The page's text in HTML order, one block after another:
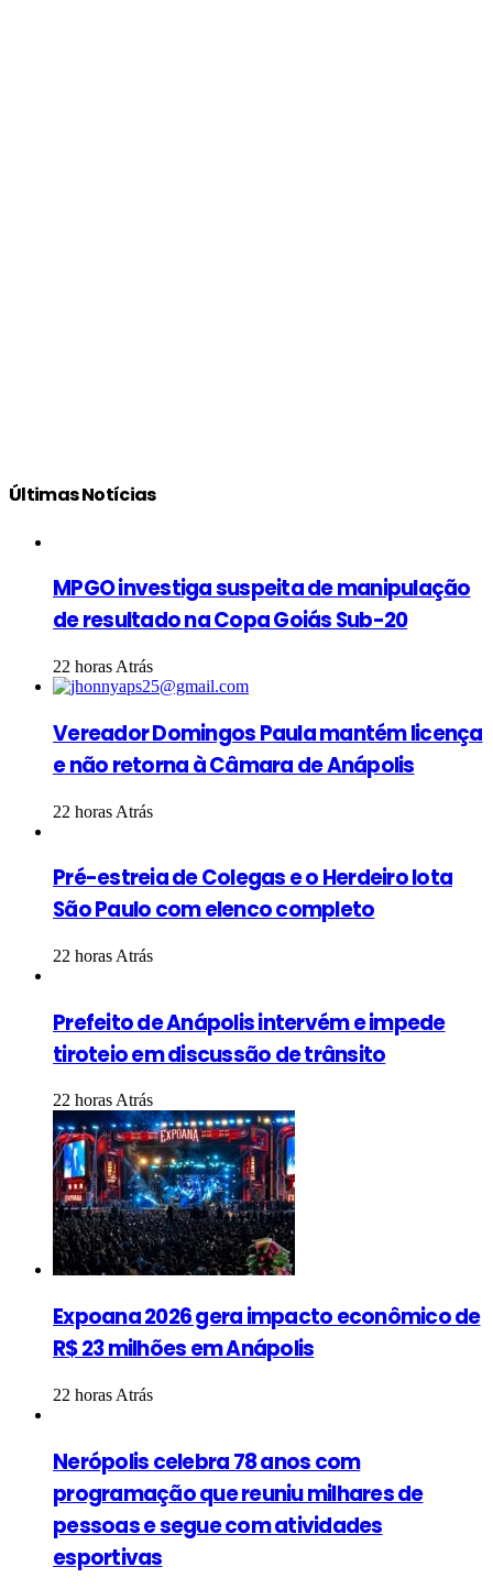
Últimas Notícias
MPGO investiga suspeita de manipulação
de resultado na Copa Goiás Sub-20
22 horas Atrás
Vereador Domingos Paula mantém licença
e não retorna à Câmara de Anápolis
22 horas Atrás
Pré-estreia de Colegas e o Herdeiro lota
São Paulo com elenco completo
22 horas Atrás
Prefeito de Anápolis intervém e impede
tiroteio em discussão de trânsito
22 horas Atrás
Expoana 2026 gera impacto econômico de
R$ 23 milhões em Anápolis
22 horas Atrás
Nerópolis celebra 78 anos com
programação que reuniu milhares de
pessoas e segue com atividades
esportivas